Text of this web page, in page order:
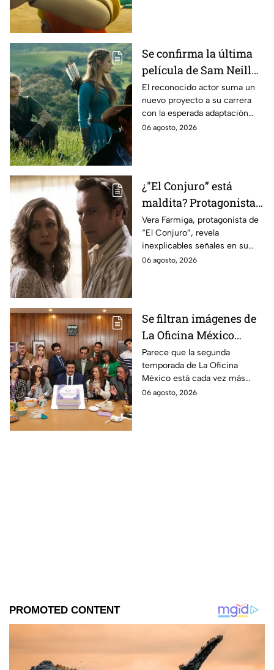
Se confirma la última
película de Sam Neill
antes de morir: esto es
lo que se sabe hasta
ahora
El reconocido actor suma un
nuevo proyecto a su carrera
con la esperada adaptación
cinematográfica del popular
06 agosto, 2026
¿"El Conjuro” está
maldita? Protagonista
revela INQUIETANTES
señales en su cuerpo
durante la grabación de
la película
Vera Farmiga, protagonista de
“El Conjuro”, revela
inexplicables señales en su
cuerpo durante el rodaje de la
06 agosto, 2026
Se filtran imágenes de
La Oficina México
temporada 2 y un
detalle desata teorías
entre los fans
Parece que la segunda
temporada de La Oficina
México está cada vez más
cerca, pues el elenco ya se
06 agosto, 2026